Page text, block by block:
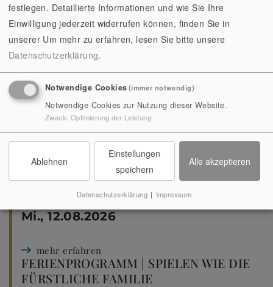
Schlossgarten der Heidecksburg und seine
fantastische Architektur
Mi., 12.08.2026
mehr erfahren
FERIENPROGRAMM | SPIELEN WIE DIE
FÜRSTLICHE FAMILIE
festlegen. Detaillierte Informationen und wie Sie Ihre
Einwilligung jederzeit widerrufen können, finden Sie in
unserer Um mehr zu erfahren, lesen Sie bitte unsere
Datenschutzerklärung.
Notwendige Cookies(immer notwendig)
Notwendige Cookies zur Nutzung dieser Website.
Zweck: Optimierung der Leistung
Ablehnen
Einstellungen
speichern
Alle akzeptieren
Datenschutzerklärung | Impressum